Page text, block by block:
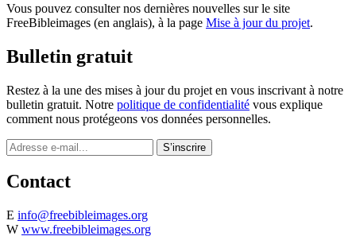
Vous pouvez consulter nos dernières nouvelles sur le site
FreeBibleimages (en anglais), à la page Mise à jour du projet.
Bulletin gratuit
Restez à la une des mises à jour du projet en vous inscrivant à notre
bulletin gratuit. Notre politique de confidentialité vous explique
comment nous protégeons vos données personnelles.
Contact
E info@freebibleimages.org
W www.freebibleimages.org